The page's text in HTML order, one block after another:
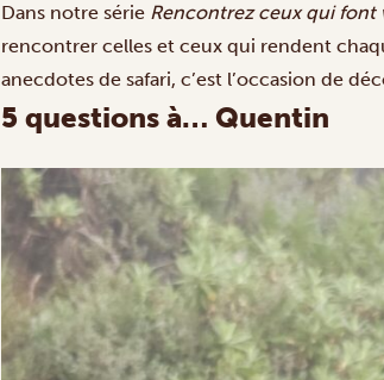
Dans notre série Rencontrez ceux qui font
rencontrer celles et ceux qui rendent
anecdotes de safari, c’est l’occasion de
5 questions à… Quentin